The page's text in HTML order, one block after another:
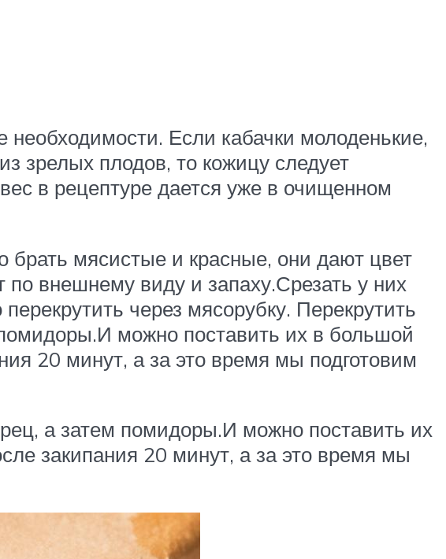
Если кабачки молоденькие,
зрелых плодов, то кожицу следует
в рецептуре дается уже в очищенном
мясистые и красные, они дают цвет
внешнему виду и запаху.Срезать у них
через мясорубку. Перекрутить
можно поставить их в большой
20 минут, а за это время мы подготовим
а затем помидоры.И можно поставить их
закипания 20 минут, а за это время мы